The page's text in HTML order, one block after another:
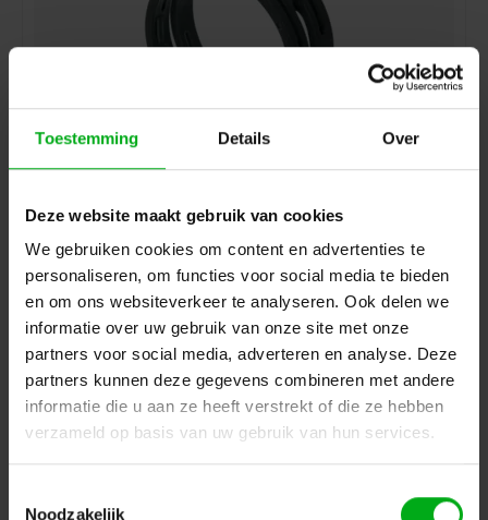
Toestemming Details Over
Deze website maakt gebruik van cookies
We gebruiken cookies om content en advertenties te
personaliseren, om functies voor social media te bieden
en om ons websiteverkeer te analyseren. Ook delen we
informatie over uw gebruik van onze site met onze
partners voor social media, adverteren en analyse. Deze
partners kunnen deze gegevens combineren met andere
informatie die u aan ze heeft verstrekt of die ze hebben
verzameld op basis van uw gebruik van hun services.
Noodzakelijk
Neutrik | XXR-0
7-14 werkdagen
Zwart
Login voor prijzen